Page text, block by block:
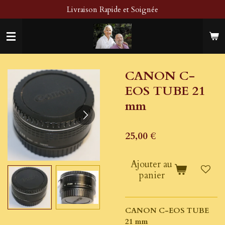
au
contenu
principal
Livraison Rapide et Soignée
CANON C-
EOS TUBE 21
mm
25,00 €
Ajouter au
panier
CANON C-EOS TUBE
21 mm